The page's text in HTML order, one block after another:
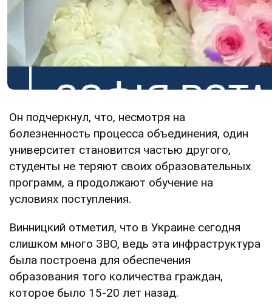
Он подчеркнул, что, несмотря на
болезненность процесса объединения, один
университет становится частью другого,
студенты не теряют своих образовательных
программ, а продолжают обучение на
условиях поступления.
Винницкий отметил, что в Украине сегодня
слишком много ЗВО, ведь эта инфраструктура
была построена для обеспечения
образования того количества граждан,
которое было 15-20 лет назад.